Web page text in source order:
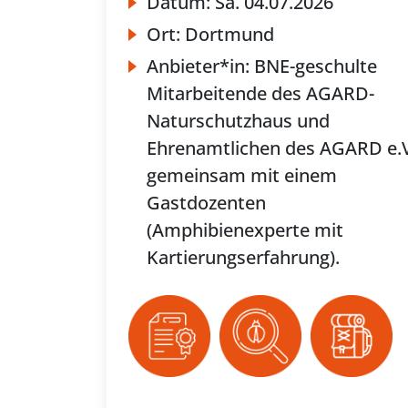
Ort: Dortmund
Anbieter*in: BNE-geschulte
Mitarbeitende des AGARD-
Naturschutzhaus und
Ehrenamtlichen des AGARD
gemeinsam mit einem
Gastdozenten
(Amphibienexperte mit
Kartierungserfahrung).